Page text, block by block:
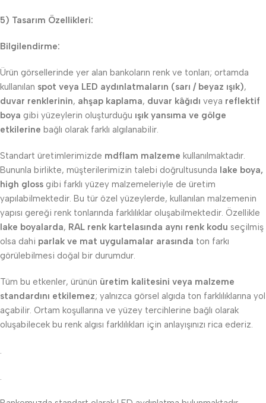
5) Tasarım Özellikleri:
Bilgilendirme:
Ürün görsellerinde yer alan bankoların renk ve tonları; ortamda
kullanılan spot veya LED aydınlatmaların (sarı / beyaz ışık),
duvar renklerinin, ahşap kaplama, duvar kâğıdı veya reflektif
boya gibi yüzeylerin oluşturduğu ışık yansıma ve gölge
etkilerine bağlı olarak farklı algılanabilir.
Standart üretimlerimizde mdflam malzeme kullanılmaktadır.
Bununla birlikte, müşterilerimizin talebi doğrultusunda lake boya,
high gloss gibi farklı yüzey malzemeleriyle de üretim
yapılabilmektedir. Bu tür özel yüzeylerde, kullanılan malzemenin
yapısı gereği renk tonlarında farklılıklar oluşabilmektedir. Özellikle
lake boyalarda, RAL renk kartelasında aynı renk kodu seçilmiş
olsa dahi parlak ve mat uygulamalar arasında ton farkı
görülebilmesi doğal bir durumdur.
Tüm bu etkenler, ürünün üretim kalitesini veya malzeme
standardını etkilemez; yalnızca görsel algıda ton farklılıklarına yol
açabilir. Ortam koşullarına ve yüzey tercihlerine bağlı olarak
oluşabilecek bu renk algısı farklılıkları için anlayışınızı rica ederiz.
.
.